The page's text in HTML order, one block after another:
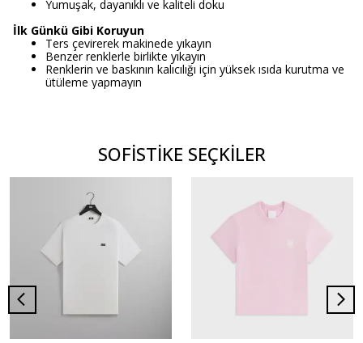
Yumuşak, dayanıklı ve kaliteli doku
İlk Günkü Gibi Koruyun
Ters çevirerek makinede yıkayın
Benzer renklerle birlikte yıkayın
Renklerin ve baskının kalıcılığı için yüksek ısıda kurutma ve
ütüleme yapmayın
SOFİSTİKE SEÇKİLER